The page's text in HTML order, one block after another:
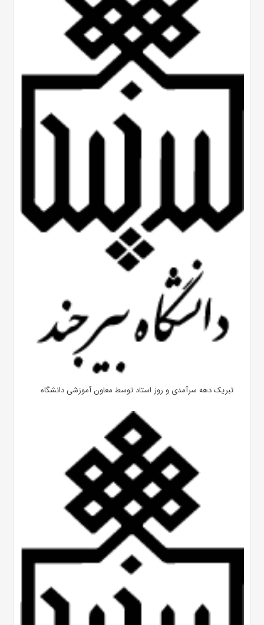
تبریک دهه سرآمدی و روز استاد توسط معاون آموزشی دانشگاه